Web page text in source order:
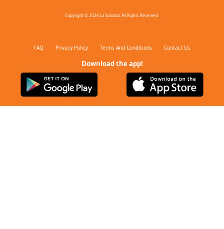
Copyright © 2026 La Subasta. All Rights Reserved.
FAQ Privacy Policy Terms And Conditions Contact Us
Download the app!